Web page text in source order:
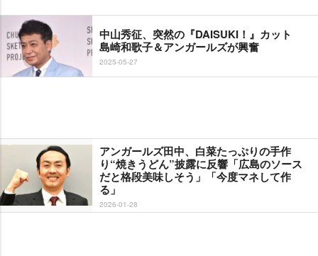
中山秀征、突然の『DAISUKI！』カット
島崎和歌子＆アンガールズが興奮
2025-05-27
アンガールズ田中、白菜たっぷりの手作
り“焼きうどん”披露に反響「広島のソース
だと格段美味しそう」「今度マネして作
る」
2026-01-28